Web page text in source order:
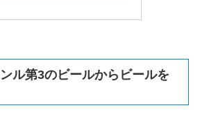
ル第3のビールからビールを